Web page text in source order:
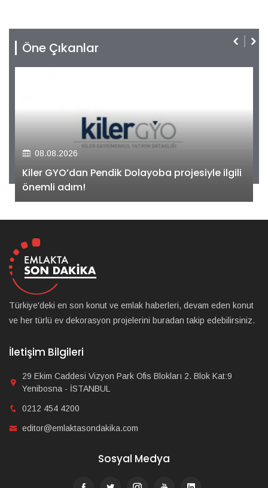
Öne Çıkanlar
08.08.2026
Kiler GYO’dan Pendik Dolayoba projesiyle ilgili
önemli adım!
Türkiye'deki en son konut ve emlak haberleri, devam eden konut
ve her türlü ev dekorasyon projelerini buradan takip edebilirsiniz.
İletişim Bilgileri
29 Ekim Caddesi Vizyon Park Ofis Blokları 2. Blok Kat:9
Yenibosna - İSTANBUL
0212 454 4200
editor@emlaktasondakika.com
Sosyal Medya